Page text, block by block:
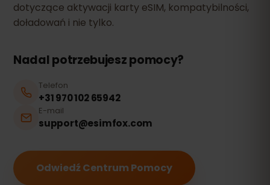
dotyczące aktywacji karty eSIM, kompatybilności,
doładowań i nie tylko.
Nadal potrzebujesz pomocy?
Telefon
+31 970 102 65942
E-mail
support@esimfox.com
Odwiedź Centrum Pomocy